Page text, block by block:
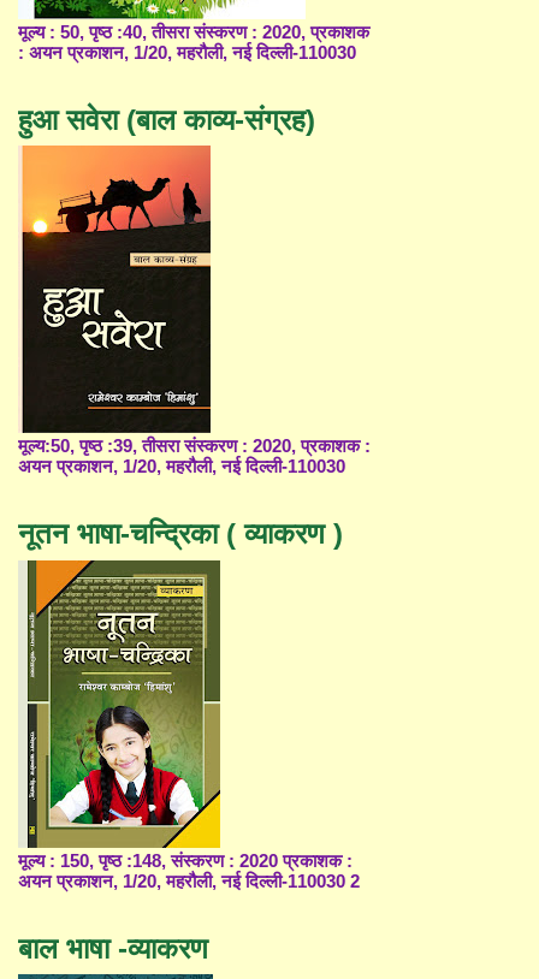
मूल्य : 50, पृष्ठ :40, तीसरा संस्करण : 2020, प्रकाशक
: अयन प्रकाशन, 1/20, महरौली, नई दिल्ली-110030
हुआ सवेरा (बाल काव्य-संग्रह)
मूल्य:50, पृष्ठ :39, तीसरा संस्करण : 2020, प्रकाशक :
अयन प्रकाशन, 1/20, महरौली, नई दिल्ली-110030
नूतन भाषा-चन्द्रिका ( व्याकरण )
मूल्य : 150, पृष्ठ :148, संस्करण : 2020 प्रकाशक :
अयन प्रकाशन, 1/20, महरौली, नई दिल्ली-110030 2
बाल भाषा -व्याकरण